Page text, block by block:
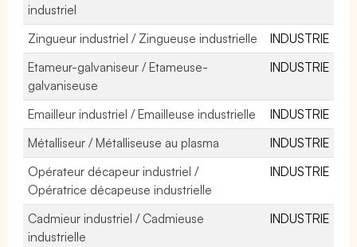
industriel
Zingueur industriel / Zingueuse industrielle
INDUSTRIE
Etameur-galvaniseur / Etameuse-
galvaniseuse
INDUSTRIE
Emailleur industriel / Emailleuse industrielle
INDUSTRIE
Métalliseur / Métalliseuse au plasma
INDUSTRIE
Opérateur décapeur industriel /
Opératrice décapeuse industrielle
INDUSTRIE
Cadmieur industriel / Cadmieuse
industrielle
INDUSTRIE